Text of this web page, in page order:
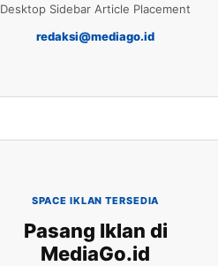
Desktop Sidebar Article Placement
redaksi@mediago.id
SPACE IKLAN TERSEDIA
Pasang Iklan di
MediaGo.id